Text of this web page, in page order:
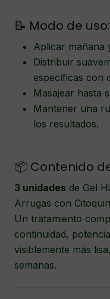
📝 Modo de uso:
Aplicar mañana
Distribuir
específicas con
Masajear hasta
Mantener una
los resultados.
📦 Contenido
3 unidades de Gel
Arrugas con
Un tratamiento
continuidad,
visiblemente más
semanas.